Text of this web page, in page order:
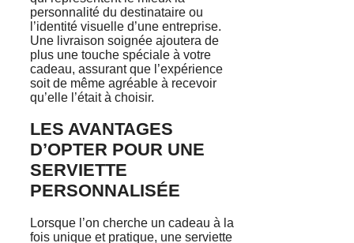
personnalité du destinataire ou
l’identité visuelle d’une entreprise.
Une livraison soignée ajoutera de
plus une touche spéciale à votre
cadeau, assurant que l’expérience
soit de même agréable à recevoir
qu’elle l’était à choisir.
LES AVANTAGES
D’OPTER POUR UNE
SERVIETTE
PERSONNALISÉE
Lorsque l’on cherche un cadeau à la
fois unique et pratique, une serviette